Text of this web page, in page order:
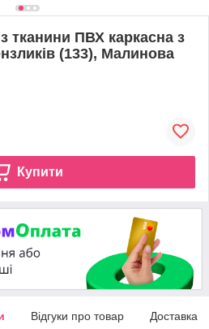
тканини ПВХ каркасна з
(133), Малинова
Купити
Відгуки про товар Доставка